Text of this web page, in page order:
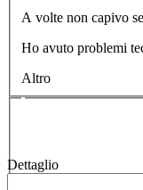
A volte non capivo
Ho avuto problemi
Altro
Dettaglio